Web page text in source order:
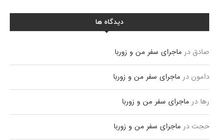
دیدگاه ها
صادق در ماجرای سفر من و زوربا
دامون در ماجرای سفر من و زوربا
رها در ماجرای سفر من و زوربا
حجت در ماجرای سفر من و زوربا